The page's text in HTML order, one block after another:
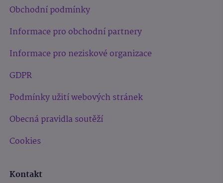
Obchodní podmínky
Informace pro obchodní partnery
Informace pro neziskové organizace
GDPR
Podmínky užití webových stránek
Obecná pravidla soutěží
Cookies
Kontakt